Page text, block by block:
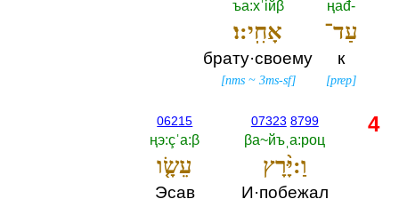
ңаđ-‎
עַד־
к
[prep]
ъа:хˈiйβ
אָחִֽי:ו׃
брату·своему
[nms~ 3ms-sf]
07323 8799
βа~йъˌа:роц
וַ:יָּ֨רָץ
И·побежал
06215
ңэ:çˈа:β
עֵשָׂ֤ו
Эсав
4